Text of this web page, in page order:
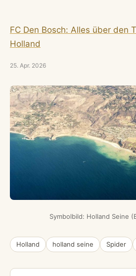
FC Den Bosch: Alles über den
Holland
25. Apr. 2026
Symbolbild: Holland Seine
Holland holland seine Spider